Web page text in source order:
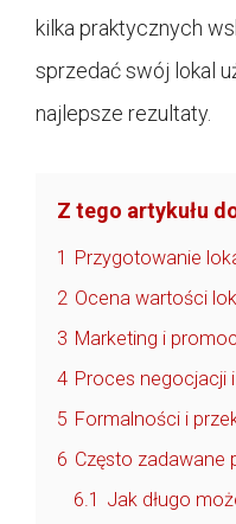
kilka praktycznych
sprzedać swój lokal
najlepsze rezultaty.
Z tego artykułu
1 Przygotowanie
2 Ocena wartości
3 Marketing i
4 Proces negocjacji
5 Formalności i
6 Często zadawane
6.1 Jak długo